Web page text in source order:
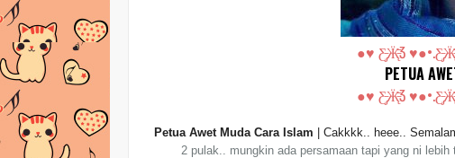
●♥ Ƹ̵̡Ӝ̵̨̄Ʒ ♥●•.
PETUA
●♥ Ƹ̵̡Ӝ̵̨̄Ʒ ♥●•.
Petua Awet Muda Cara Islam | Cakkkk.. heee..
2 pulak.. mungkin ada persamaan tapi yang ni